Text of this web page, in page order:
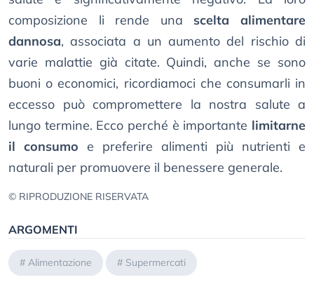
composizione li rende una scelta alimentare
dannosa, associata a un aumento del rischio di
varie malattie già citate. Quindi, anche se sono
buoni o economici, ricordiamoci che consumarli in
eccesso può compromettere la nostra salute a
lungo termine. Ecco perché è importante limitarne
il consumo e preferire alimenti più nutrienti e
naturali per promuovere il benessere generale.
© RIPRODUZIONE RISERVATA
ARGOMENTI
# Alimentazione # Supermercati